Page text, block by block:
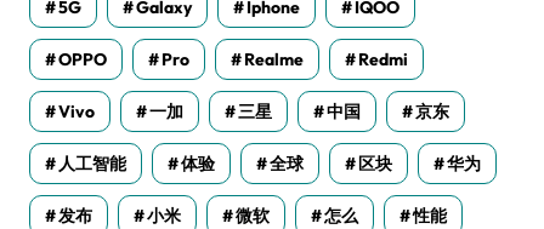
5G Galaxy Iphone IQOO
OPPO Pro Realme Redmi
Vivo 一加 三星 中国 京东
人工智能 体验 全球 区块 华为
发布 小米 微软 怎么 性能